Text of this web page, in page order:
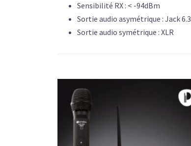
Sensibilité RX : < -94dBm
Sortie audio asymétrique : Jack
Sortie audio symétrique : XLR